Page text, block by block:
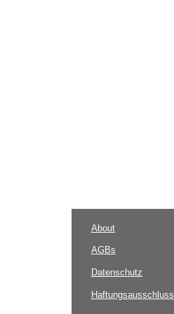
About
AGBs
Datenschutz
Haftungsausschluss